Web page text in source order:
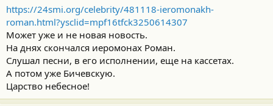
https://24smi.org/celebrity/481118-ieromonakh-
roman.html?ysclid=mpf16tfck3250614307
Может уже и не новая новость.
На днях скончался иеромонах Роман.
Слушал песни, в его исполнении, еще на кассетах.
А потом уже Бичевскую.
Царство небесное!